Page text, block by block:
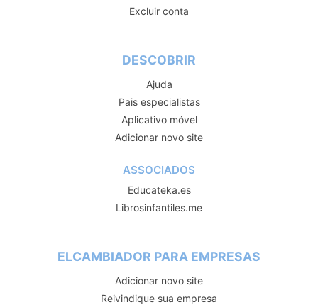
Excluir conta
DESCOBRIR
Ajuda
Pais especialistas
Aplicativo móvel
Adicionar novo site
ASSOCIADOS
Educateka.es
Librosinfantiles.me
ELCAMBIADOR PARA EMPRESAS
Adicionar novo site
Reivindique sua empresa